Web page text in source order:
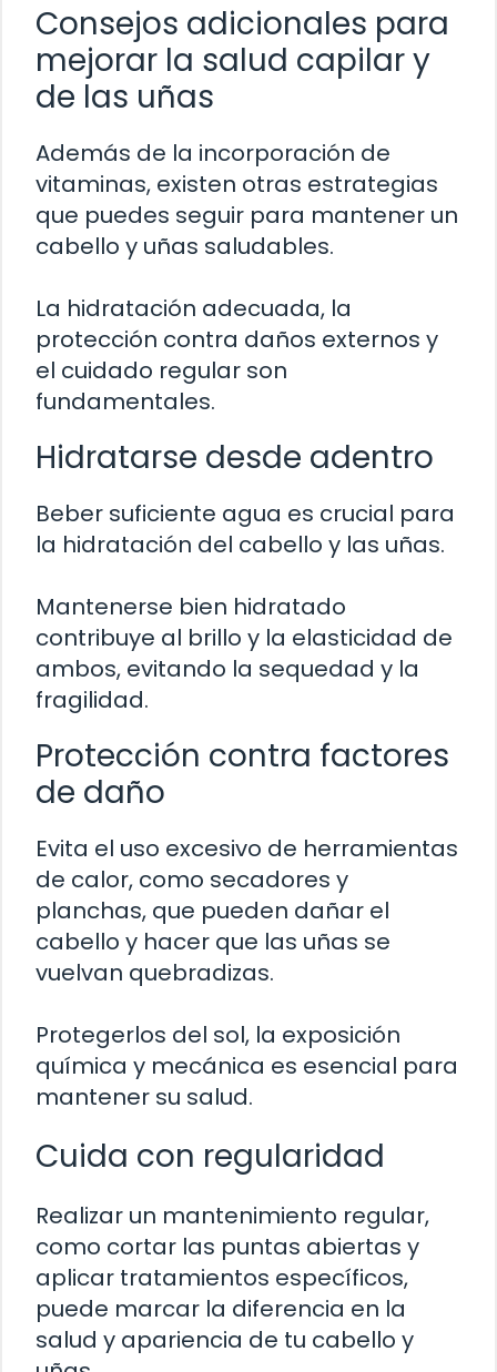
Consejos adicionales para
mejorar la salud capilar y
de las uñas
Además de la incorporación de
vitaminas, existen otras estrategias
que puedes seguir para mantener un
cabello y uñas saludables.
La hidratación adecuada, la
protección contra daños externos y
el cuidado regular son
fundamentales.
Hidratarse desde adentro
Beber suficiente agua es crucial para
la hidratación del cabello y las uñas.
Mantenerse bien hidratado
contribuye al brillo y la elasticidad de
ambos, evitando la sequedad y la
fragilidad.
Protección contra factores
de daño
Evita el uso excesivo de herramientas
de calor, como secadores y
planchas, que pueden dañar el
cabello y hacer que las uñas se
vuelvan quebradizas.
Protegerlos del sol, la exposición
química y mecánica es esencial para
mantener su salud.
Cuida con regularidad
Realizar un mantenimiento regular,
como cortar las puntas abiertas y
aplicar tratamientos específicos,
puede marcar la diferencia en la
salud y apariencia de tu cabello y